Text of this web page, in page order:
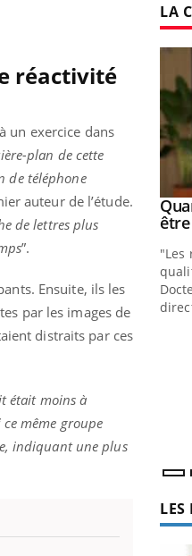
réactivité
un exercice dans
plan de cette
de téléphone
auteur de l’étude.
de lettres plus
”.
Ensuite, ils les
par les images de
distraits par ces
était moins à
même groupe
indiquant une plus
LA
sur le diabèteYoutube
diabète, c'est votre
culinaire qui
"Les
LES